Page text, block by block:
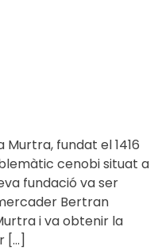
fundat el 1416
cenobi situat a
fundació va ser
Bertran
i va obtenir la
[…]